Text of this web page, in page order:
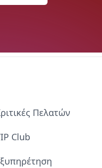
Πελατών
Club